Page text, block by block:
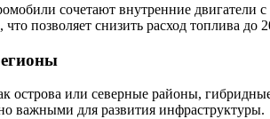
сочетают внутренние двигатели
что позволяет снизить расход топлива
острова или северные районы,
важными для развития инфраструктуры.